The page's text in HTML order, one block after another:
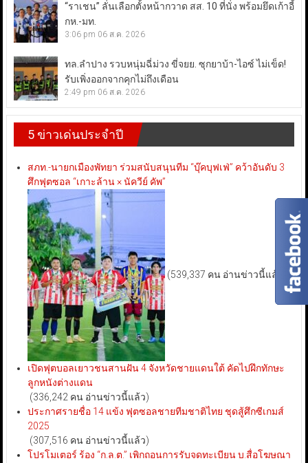
“ราเชน” ลั่นเลือกตั้งหน้ากวาด สส. 10 ที่นั่ง พร้อมยึดเก้าอี้
กห.-มท.
3:06 pm 06 ส.ค. 2026
ทล.ลำปาง รวบหนุ่มฉี่ม่วง ขี่จยย. ซุกยาบ้า-ไอซ์ ไม่เข็ด!
รับเพิ่งออกจากคุกไม่ถึงเดือน
2:49 pm 06 ส.ค. 2026
5 ข่าวเด่นประจำปี
สภท.-นายกเมืองพัทยา ร่วมสนับสนุนทีม “บุ๊คบุฟเฟ่” คว้าอันดับ 3
ศึกฟุตซอล “เกาะล้าน × นัควีย์ คัพ”
(539,337 คน อ่านข่าวนี้แล้ว)
เปิดฟุตบอลเยาวชนสานฝัน 4 จังหวัดชายแดนใต้ คัดไปฝึกทักษะ
ลูกหนังต่างแดน
(336,242 คน อ่านข่าวนี้แล้ว)
ประกาศรายชื่อ 14 แข้ง ฟุตซอลชายทีมชาติไทย ชุดสู้ศึกซีเกมส์
2025
(307,516 คน อ่านข่าวนี้แล้ว)
โปรโมเตอร์ ร้อง “ก.ล.ต.” เพิกถอนการรับจดทะเบียน บ.สื่อโฆษณา